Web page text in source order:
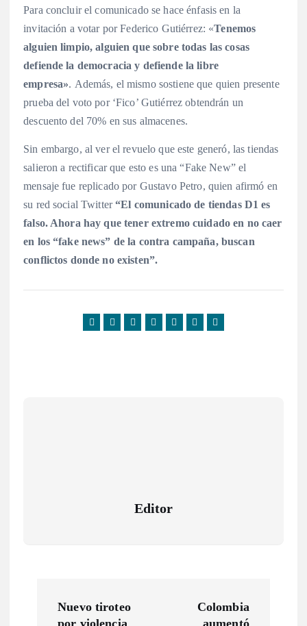
Para concluir el comunicado se hace énfasis en la
invitación a votar por Federico Gutiérrez: «Tenemos
alguien limpio, alguien que sobre todas las cosas
defiende la democracia y defiende la libre
empresa». Además, el mismo sostiene que quien presente
prueba del voto por ‘Fico’ Gutiérrez obtendrán un
descuento del 70% en sus almacenes.
Sin embargo, al ver el revuelo que este generó, las tiendas
salieron a rectificar que esto es una “Fake New” el
mensaje fue replicado por Gustavo Petro, quien afirmó en
su red social Twitter“El comunicado de tiendas D1 es
falso. Ahora hay que tener extremo cuidado en no caer
en los “fake news” de la contra campaña, buscan
conflictos donde no existen”.
Editor
Nuevo tiroteo
por violencia
Colombia
aumentó